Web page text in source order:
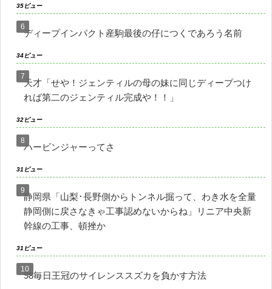
35ビュー
ディープインパクト産駒最後の仔につくであろう名前
34ビュー
天才「せや！ジェンティルの母の妹に同じディープつけ
れば第二のジェンティル完成や！！」
32ビュー
ハービンジャーってさ
31ビュー
静岡県「山梨･長野側からトンネル掘って、わき水を全量
静岡側に戻さなきゃ工事認めないからね」リニア中央新
幹線の工事、頓挫か
31ビュー
98毎日王冠のサイレンススズカを負かす方法